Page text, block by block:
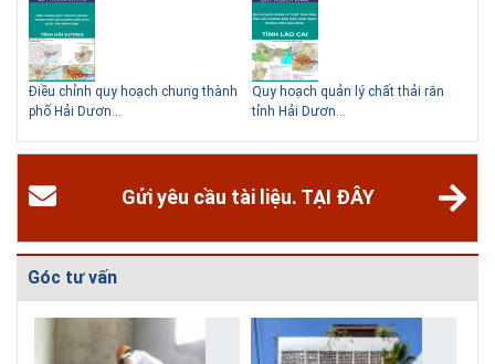
Điều chỉnh quy hoạch chung thành
phố Hải Dươn...
Quy hoạch quản lý chất thải rắn
tỉnh Hải Dươn...
Gửi yêu cầu tài liệu. TẠI ĐÂY
Góc tư vấn